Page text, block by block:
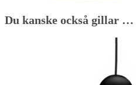
Du kanske också gillar …